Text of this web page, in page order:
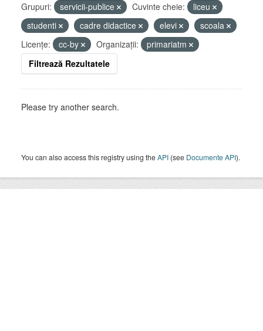
Grupuri: servicii-publice Cuvinte cheie:
liceu
studenti
cadre didactice elevi
scoala
Licenţe:
cc-by Organizații:
primariatm
Filtrează Rezultatele
Please try another search.
You can also access this registry using theAPI (see Documente API).